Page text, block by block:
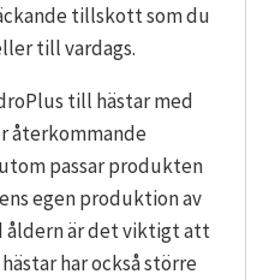
tillskott som du
till vardags.
till hästar med
återkommande
passar produkten
egen produktion av
åldern är det viktigt att
har också större